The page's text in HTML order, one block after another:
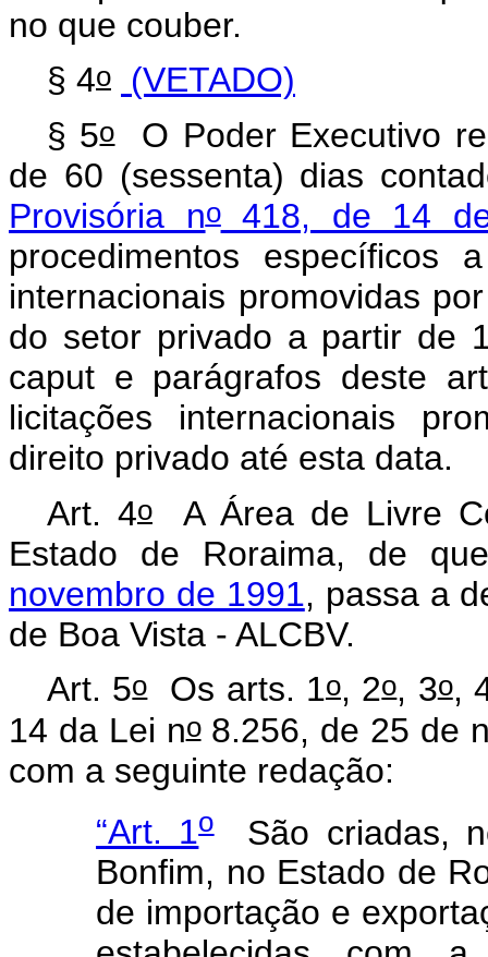
no que couber.
§ 4o
(VETADO)
§ 5oO Poder Executivo
de 60 (sessenta) dias
Provisória no418, de 14
procedimentos específicos
internacionais promovidas
do setor privado a partir de
caput e parágrafos deste
licitações internacionais
direito privado até esta data.
Art. 4o A Área de Livre
Estado de Roraima, de
novembro de 1991, passa a
de Boa Vista - ALCBV.
Art. 5oOs arts. 1o, 2o, 3o,
14 da Lei no8.256, de 25 de
com a seguinte redação:
“Art. 1oSão criadas,
Bonfim, no Estado de
de importação e